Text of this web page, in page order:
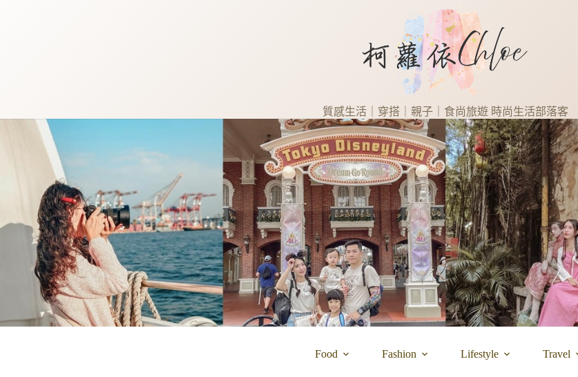
質感生活｜穿搭｜親子｜食尚旅遊 時尚生活部落客
Food Fashion Lifestyle Travel